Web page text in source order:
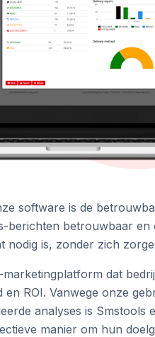
software is de
berichten betrouwbaar
nodig is, zonder zich
dat
ROI. Vanwege onze
analyses is
manier om hun